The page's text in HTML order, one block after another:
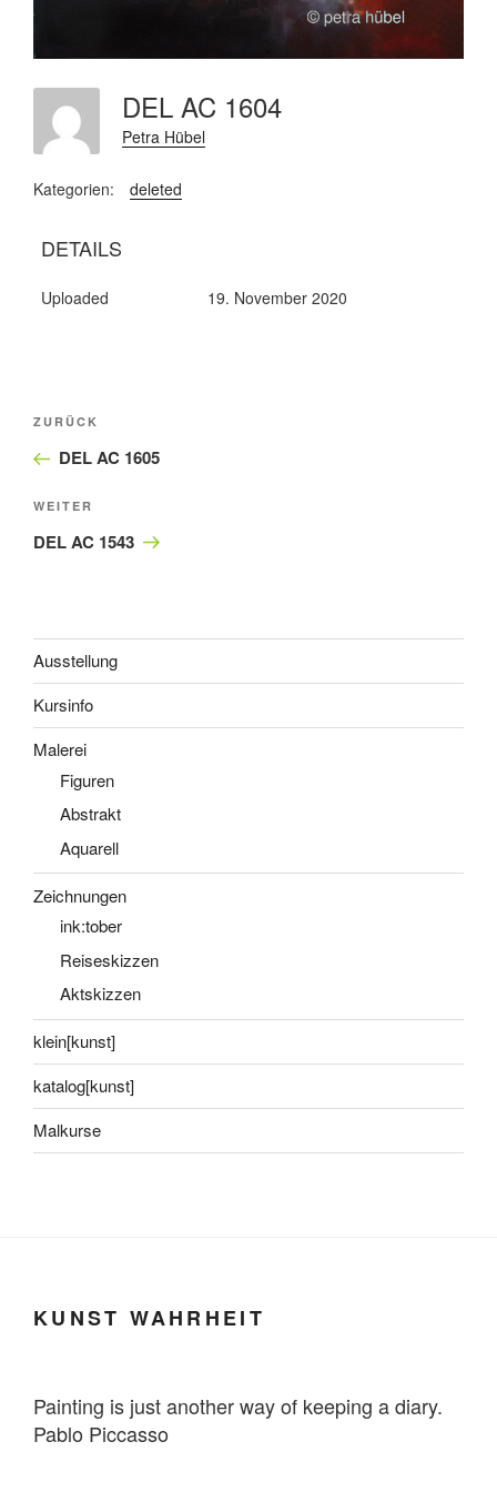
DEL AC 1604
Petra Hübel
Kategorien: deleted
DETAILS
Uploaded 19. November 2020
Beitragsnavigation
Vorheriger
Beitrag
ZURÜCK
DEL AC 1605
Nächster
Beitrag
WEITER
DEL AC 1543
Ausstellung
Kursinfo
Malerei
Figuren
Abstrakt
Aquarell
Zeichnungen
ink:tober
Reiseskizzen
Aktskizzen
klein[kunst]
katalog[kunst]
Malkurse
KUNST WAHRHEIT
Painting is just another way of keeping a diary.
Pablo Piccasso